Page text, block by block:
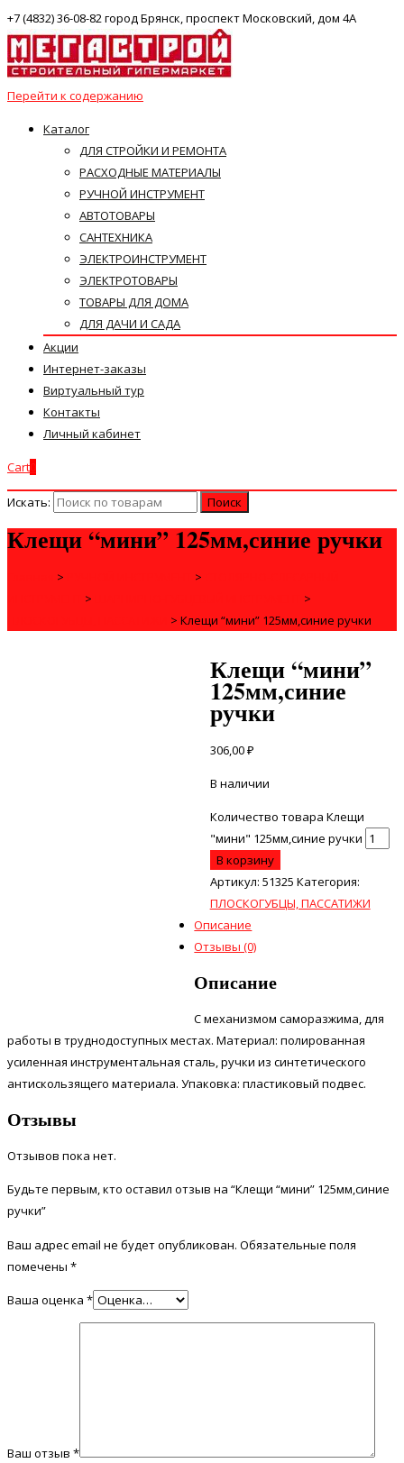
+7 (4832) 36-08-82 город Брянск, проспект Московский, дом 4А
Перейти к содержанию
Каталог
ДЛЯ СТРОЙКИ И РЕМОНТА
РАСХОДНЫЕ МАТЕРИАЛЫ
РУЧНОЙ ИНСТРУМЕНТ
АВТОТОВАРЫ
САНТЕХНИКА
ЭЛЕКТРОИНСТРУМЕНТ
ЭЛЕКТРОТОВАРЫ
ТОВАРЫ ДЛЯ ДОМА
ДЛЯ ДАЧИ И САДА
Акции
Интернет-заказы
Виртуальный тур
Контакты
Личный кабинет
Cart
Искать:
Клещи “мини” 125мм,синие ручки
> >
>
>
> Клещи “мини” 125мм,синие ручки
Клещи “мини”
125мм,синие
ручки
306,00₽
В наличии
Количество товара Клещи
"мини" 125мм,синие ручки
В корзину
Артикул: 51325 Категория:
ПЛОСКОГУБЦЫ, ПАССАТИЖИ
Описание
Отзывы (0)
Описание
С механизмом саморазжима, для
работы в труднодоступных местах. Материал: полированная
усиленная инструментальная сталь, ручки из синтетического
антискользящего материала. Упаковка: пластиковый подвес.
Отзывы
Отзывов пока нет.
Будьте первым, кто оставил отзыв на “Клещи “мини” 125мм,синие
ручки”
Ваш адрес email не будет опубликован. Обязательные поля
помечены *
Ваша оценка *
Ваш отзыв *